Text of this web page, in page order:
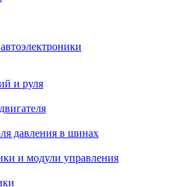
и руля
давления в шинах
и модули управления